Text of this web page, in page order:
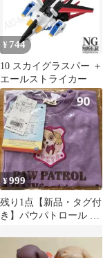
¥ 744
10 スカイグラスパー ＋
エールストライカー
¥999
残り1点【新品・タグ付
き】パウパトロール ス
シェス